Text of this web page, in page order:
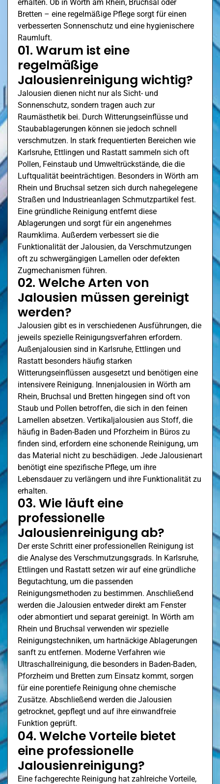
erhalten. Ob in Wörth am Rhein, Bruchsal oder
Bretten – eine regelmäßige Pflege sorgt für einen
verbesserten Sonnenschutz und eine hygienischere
Raumluft.
01. Warum ist eine
regelmäßige
Jalousienreinigung wichtig?
Jalousien dienen nicht nur als Sicht- und
Sonnenschutz, sondern tragen auch zur
Raumästhetik bei. Durch Witterungseinflüsse und
Staubablagerungen können sie jedoch schnell
verschmutzen. In stark frequentierten Bereichen wie
Karlsruhe, Ettlingen und Rastatt sammeln sich oft
Pollen, Feinstaub und Umweltrückstände, die die
Luftqualität beeinträchtigen. Besonders in Wörth am
Rhein und Bruchsal setzen sich durch nahegelegene
Straßen und Industrieanlagen Schmutzpartikel fest.
Eine gründliche Reinigung entfernt diese
Ablagerungen und sorgt für ein angenehmes
Raumklima. Außerdem verbessert sie die
Funktionalität der Jalousien, da Verschmutzungen
oft zu schwergängigen Lamellen oder defekten
Zugmechanismen führen.
02. Welche Arten von
Jalousien müssen gereinigt
werden?
Jalousien gibt es in verschiedenen Ausführungen, die
jeweils spezielle Reinigungsverfahren erfordern.
Außenjalousien sind in Karlsruhe, Ettlingen und
Rastatt besonders häufig starken
Witterungseinflüssen ausgesetzt und benötigen eine
intensivere Reinigung. Innenjalousien in Wörth am
Rhein, Bruchsal und Bretten hingegen sind oft von
Staub und Pollen betroffen, die sich in den feinen
Lamellen absetzen. Vertikaljalousien aus Stoff, die
häufig in Baden-Baden und Pforzheim in Büros zu
finden sind, erfordern eine schonende Reinigung, um
das Material nicht zu beschädigen. Jede Jalousienart
benötigt eine spezifische Pflege, um ihre
Lebensdauer zu verlängern und ihre Funktionalität zu
erhalten.
03. Wie läuft eine
professionelle
Jalousienreinigung ab?
Der erste Schritt einer professionellen Reinigung ist
die Analyse des Verschmutzungsgrads. In Karlsruhe,
Ettlingen und Rastatt setzen wir auf eine gründliche
Begutachtung, um die passenden
Reinigungsmethoden zu bestimmen. Anschließend
werden die Jalousien entweder direkt am Fenster
oder abmontiert und separat gereinigt. In Wörth am
Rhein und Bruchsal verwenden wir spezielle
Reinigungstechniken, um hartnäckige Ablagerungen
sanft zu entfernen. Moderne Verfahren wie
Ultraschallreinigung, die besonders in Baden-Baden,
Pforzheim und Bretten zum Einsatz kommt, sorgen
für eine porentiefe Reinigung ohne chemische
Zusätze. Abschließend werden die Jalousien
getrocknet, gepflegt und auf ihre einwandfreie
Funktion geprüft.
04. Welche Vorteile bietet
eine professionelle
Jalousienreinigung?
Eine fachgerechte Reinigung hat zahlreiche Vorteile,